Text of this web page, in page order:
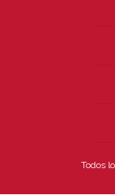
Todos